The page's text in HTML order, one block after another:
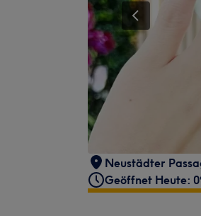
Neustädter
Geöffnet Heute: